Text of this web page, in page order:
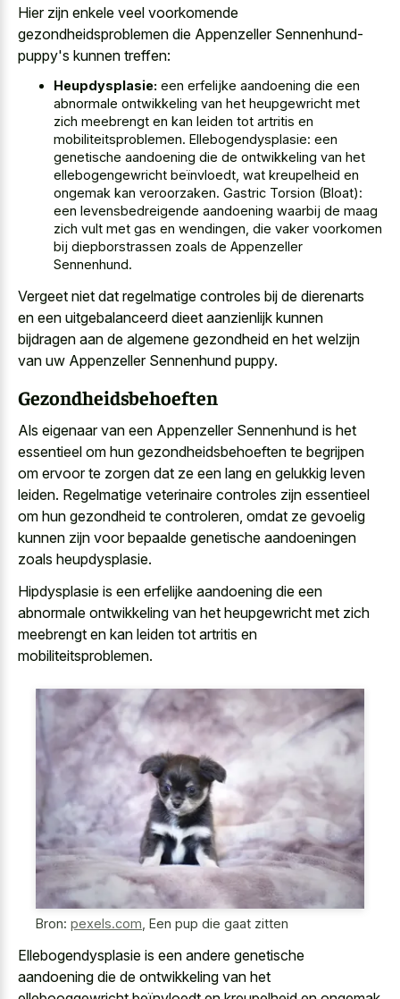
Hier zijn enkele veel voorkomende
gezondheidsproblemen die Appenzeller Sennenhund-
puppy's kunnen treffen:
Heupdysplasie: een erfelijke aandoening die een
abnormale ontwikkeling van het heupgewricht met
zich meebrengt en kan leiden tot artritis en
mobiliteitsproblemen. Ellebogendysplasie: een
genetische aandoening die de ontwikkeling van het
ellebogengewricht beïnvloedt, wat kreupelheid en
ongemak kan veroorzaken. Gastric Torsion (Bloat):
een levensbedreigende aandoening waarbij de maag
zich vult met gas en wendingen, die vaker voorkomen
bij diepborstrassen zoals de Appenzeller
Sennenhund.
Vergeet niet dat regelmatige controles bij de dierenarts
en een uitgebalanceerd dieet aanzienlijk kunnen
bijdragen aan de algemene gezondheid en het welzijn
van uw Appenzeller Sennenhund puppy.
Gezondheidsbehoeften
Als eigenaar van een Appenzeller Sennenhund is het
essentieel om hun gezondheidsbehoeften te begrijpen
om ervoor te zorgen dat ze een lang en gelukkig leven
leiden. Regelmatige veterinaire controles zijn essentieel
om hun gezondheid te controleren, omdat ze gevoelig
kunnen zijn voor bepaalde genetische aandoeningen
zoals heupdysplasie.
Hipdysplasie is een erfelijke aandoening die een
abnormale ontwikkeling van het heupgewricht met zich
meebrengt en kan leiden tot artritis en
mobiliteitsproblemen.
Bron: pexels.com Een pup die gaat zitten
Ellebogendysplasie is een andere genetische
aandoening die de ontwikkeling van het